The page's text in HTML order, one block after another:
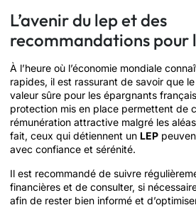
L’avenir du lep et des
recommandations pour
À l’heure où l’économie mondiale
rapides, il est rassurant de savoir que le
valeur sûre pour les épargnants
protection mis en place permettent de
rémunération attractive malgré les
fait, ceux qui détiennent un LEP
avec confiance et sérénité.
Il est recommandé de suivre
financières et de consulter, si
afin de rester bien informé et